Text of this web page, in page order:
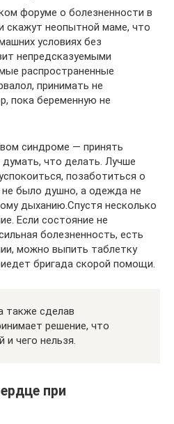
форуме о болезненности в
скажут неопытной маме, что
условиях без
непредсказуемыми
распространенные
принимать не
пока беременную не
синдроме — принять
что делать. Лучше
позаботиться о
было душно, а одежда не
дыханию.Спустя несколько
Если состояние не
болезненность, есть
можно выпить таблетку
бригада скорой помощи.
также сделав
решение, что
и чего нельзя.
при